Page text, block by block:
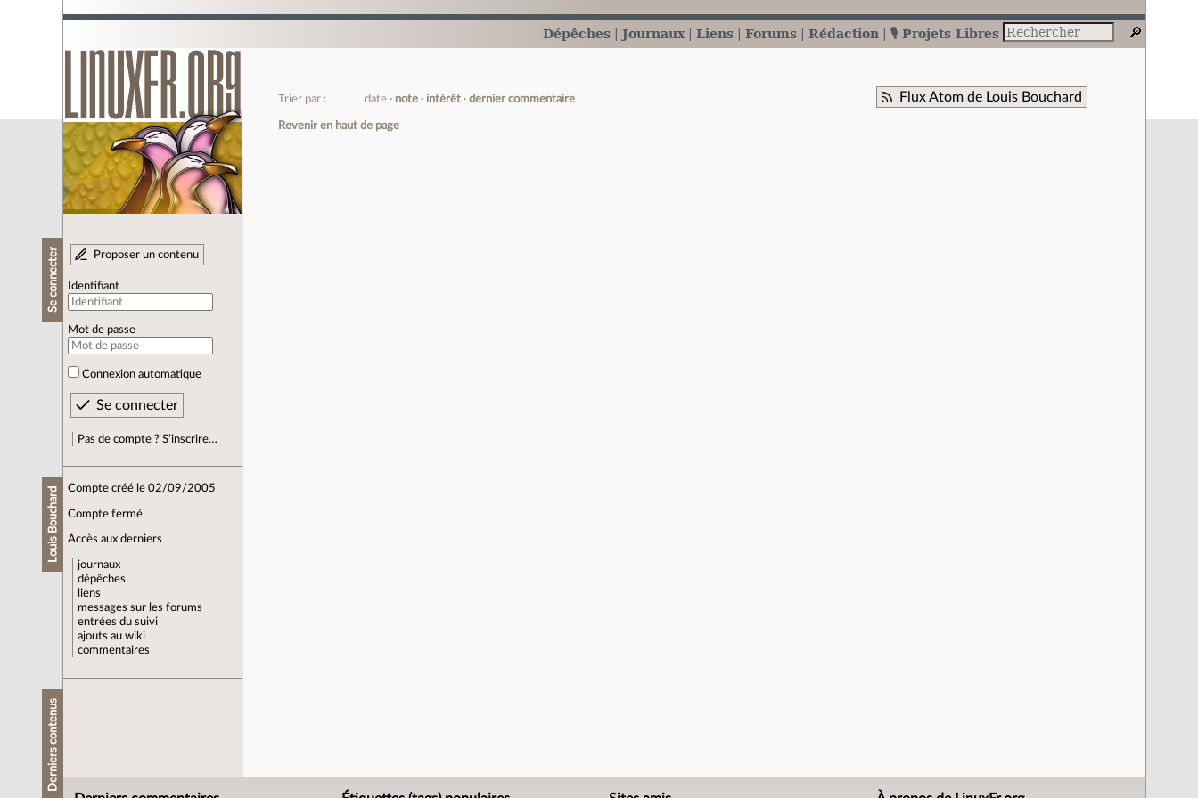
Dépêches Journaux Liens Forums Rédaction 🎙️ Projets Libres
Se connecter Proposer un contenu
Identifiant
Mot de passe
Connexion automatique
Pas de compte ? S’inscrire…
Louis Bouchard Compte créé le 02/09/2005
Compte fermé
Accès aux derniers
journaux
dépêches
liens
messages sur les forums
entrées du suivi
ajouts au wiki
commentaires
Derniers contenus
Flux Atom de Louis Bouchard
Trier par : date note intérêt dernier commentaire
Revenir en haut de page